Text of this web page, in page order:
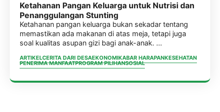
Ketahanan Pangan Keluarga untuk Nutrisi dan
Penanggulangan Stunting
Ketahanan pangan keluarga bukan sekadar tentang
memastikan ada makanan di atas meja, tetapi juga
soal kualitas asupan gizi bagi anak-anak. ...
ARTIKELCERITA DARI DESAEKONOMIKABAR HARAPANKESEHATAN
PENERIMA MANFAATPROGRAM PILIHANSOSIAL